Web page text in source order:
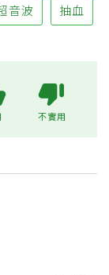
音波 抽血
不實用